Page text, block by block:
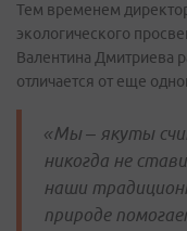
Тем временем
экологического
Валентина Дмитриева
отличается от еще
«Мы – якуты
никогда не
наши
природе